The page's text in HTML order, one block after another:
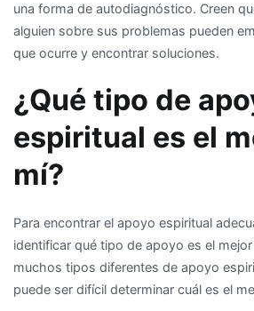
una forma de autodiagnóstico. Creen
alguien sobre sus problemas pueden
que ocurre y encontrar soluciones.
¿Qué tipo de
espiritual es el
mí?
Para encontrar el apoyo espiritual
identificar qué tipo de apoyo es el
muchos tipos diferentes de apoyo
puede ser difícil determinar cuál es el